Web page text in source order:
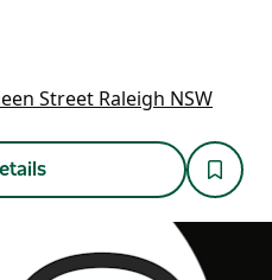
Street Raleigh NSW